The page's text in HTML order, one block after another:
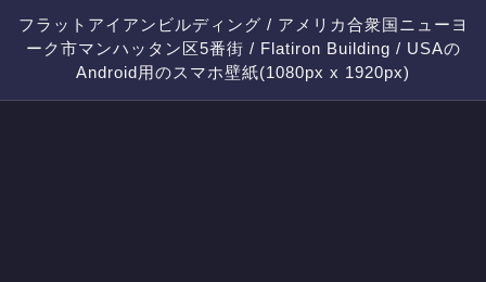
フラットアイアンビルディング / アメリカ合衆国ニューヨ
ーク市マンハッタン区5番街 / Flatiron Building / USAの
Android用のスマホ壁紙(1080px x 1920px)